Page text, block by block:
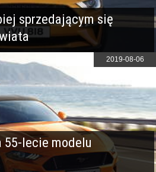
sprzedającym się
55-lecie modelu
2019-08-06